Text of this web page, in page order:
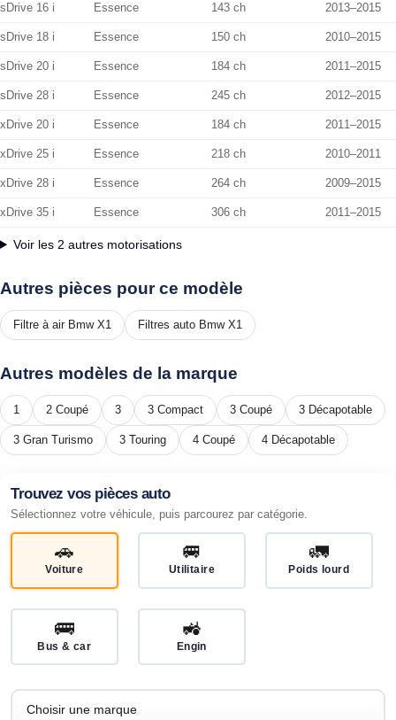
sDrive 16 i Essence 143 ch 2013–2015
sDrive 18 i Essence 150 ch 2010–2015
sDrive 20 i Essence 184 ch 2011–2015
sDrive 28 i Essence 245 ch 2012–2015
xDrive 20 i Essence 184 ch 2011–2015
xDrive 25 i Essence 218 ch 2010–2011
xDrive 28 i Essence 264 ch 2009–2015
xDrive 35 i Essence 306 ch 2011–2015
Voir les 2 autres motorisations
Autres pièces pour ce modèle
Filtre à air Bmw X1 Filtres auto Bmw X1
Autres modèles de la marque
1 2 Coupé 3 3 Compact 3 Coupé 3 Décapotable
3 Gran Turismo 3 Touring 4 Coupé 4 Décapotable
Trouvez vos pièces auto
Sélectionnez votre véhicule, puis parcourez par catégorie.
🚗
Voiture
🚐
Utilitaire
🚛
Poids lourd
🚌
Bus & car
🚜
Engin